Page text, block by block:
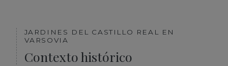
JARDINES DEL CASTILLO REAL EN
VARSOVIA
Contexto histórico